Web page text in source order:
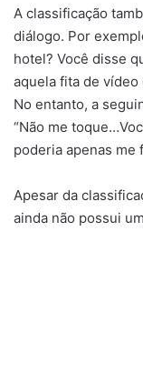
A classificação
diálogo. Por
hotel? Você disse
aquela fita de vídeo
No entanto, a
“Não me
poderia apenas me
Apesar da
ainda não possui